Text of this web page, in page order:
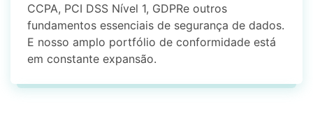
CCPA, PCI DSS Nível 1, GDPRe outros
fundamentos essenciais de segurança de dados.
E nosso amplo portfólio de conformidade está
em constante expansão.